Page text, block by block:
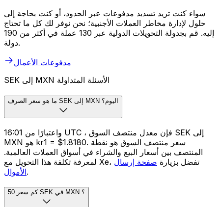
سواء كنت تريد تسديد مدفوعات عبر الحدود، أو كنت بحاجة إلى
حلول لإدارة مخاطر العملات الأجنبية؛ نحن نوفر لك كل ما تحتاج
إليه. قم بجدولة التحويلات الدولية عبر 130 عملة في أكثر من 190
دولة.
مدفوعات الأعمال
SEK إلى MXN الأسئلة المتداولة
ما هو سعر الصرف SEK إلى MXN اليوم؟
واعتبارًا من 16:01 UTC ، فإن معدل منتصف السوق SEK إلى
MXN هو kr1 = $1.8180. سعر منتصف السوق هو نقطة
المنتصف بين أسعار البيع والشراء في أسواق العملات العالمية.
لمعرفة تكلفة هذا التحويل مع Xe، تفضل بزيارة صفحة إرسال
الأموال.
كم سعر 50 SEK في MXN ؟